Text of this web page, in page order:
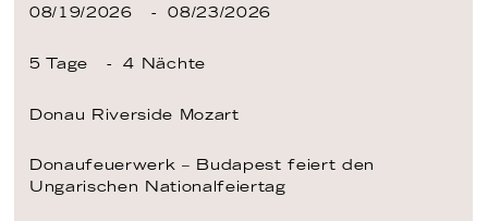
08/19/2026 08/23/2026
5 Tage 4 Nächte
Donau Riverside Mozart
Donaufeuerwerk – Budapest feiert den
Ungarischen Nationalfeiertag